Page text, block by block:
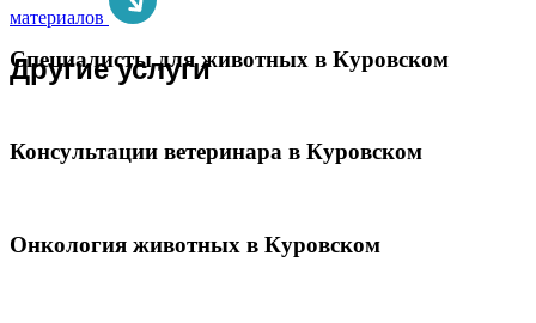
материалов
Другие услуги
Специалисты для животных в Куровском
Консультации ветеринара в Куровском
Онкология животных в Куровском